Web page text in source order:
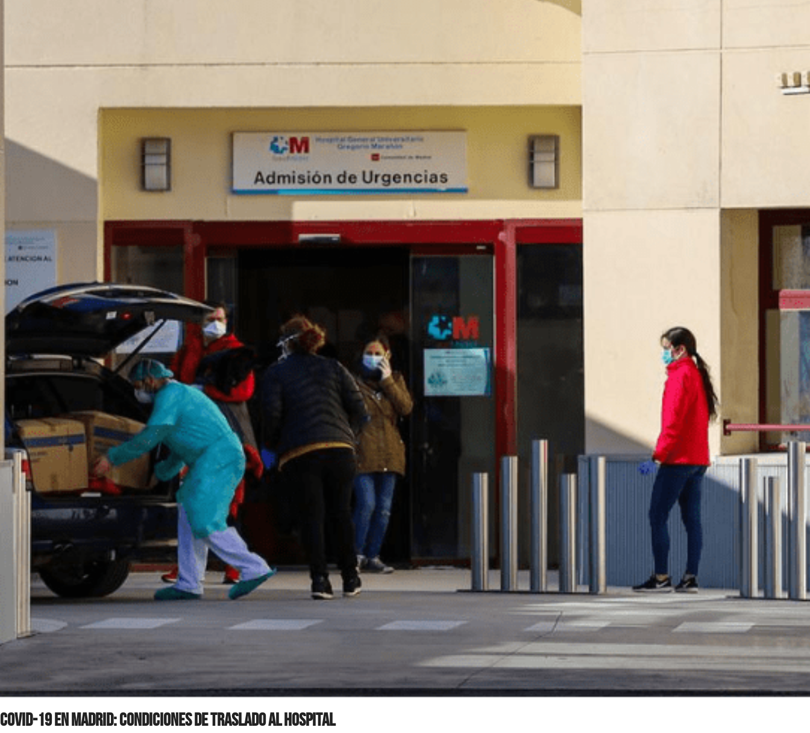
Covid-19 en Madrid: Condiciones de traslado al hospital